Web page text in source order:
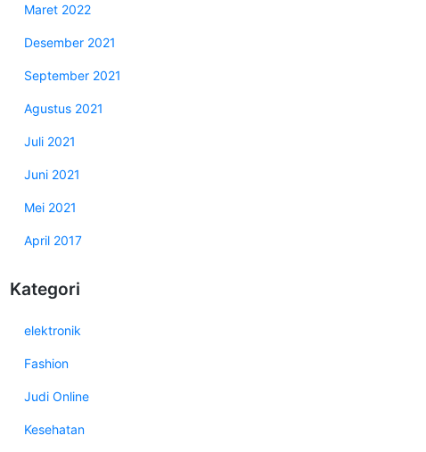
Maret 2022
Desember 2021
September 2021
Agustus 2021
Juli 2021
Juni 2021
Mei 2021
April 2017
Kategori
elektronik
Fashion
Judi Online
Kesehatan